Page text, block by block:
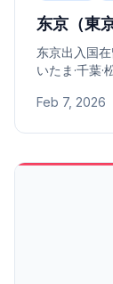
东京（東
东京出入国在
いたま·千葉·
Feb 7, 2026